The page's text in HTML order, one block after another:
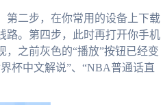
第二步，在你常用的设备上下载
路。第四步，此时再打开你手机
之前灰色的“播放”按钮已经变
杯中文解说”、“NBA普通话直